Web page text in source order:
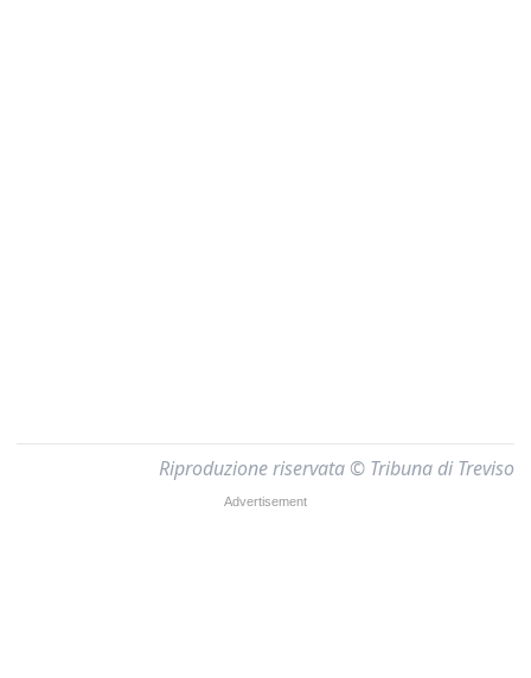
Riproduzione riservata © Tribuna di Treviso